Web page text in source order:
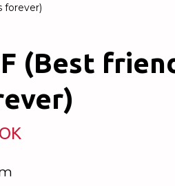
forever)
(Best